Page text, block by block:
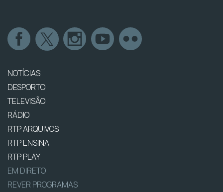
NOTÍCIAS
DESPORTO
TELEVISÃO
RÁDIO
RTP ARQUIVOS
RTP ENSINA
RTP PLAY
EM DIRETO
REVER PROGRAMAS